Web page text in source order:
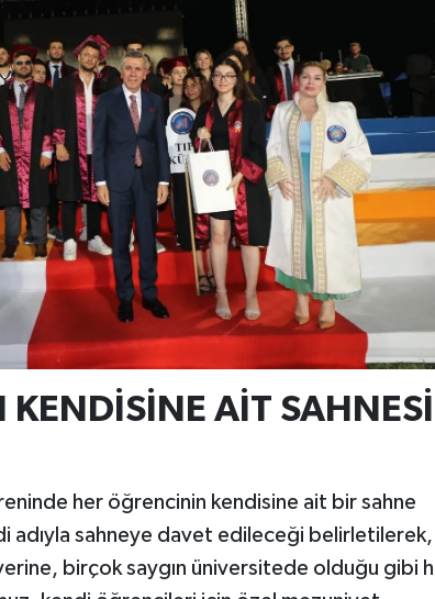
AİT SAHNESİ
her öğrencinin kendisine ait bir sahne
adıyla sahneye davet edileceği belirletilerek,
birçok saygın üniversitede olduğu gibi